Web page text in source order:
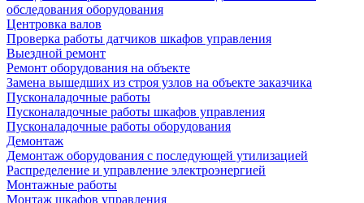
обследования оборудования
Центровка валов
Проверка работы датчиков шкафов управления
Выездной ремонт
Ремонт оборудования на объекте
Замена вышедших из строя узлов на объекте заказчика
Пусконаладочные работы
Пусконаладочные работы шкафов управления
Пусконаладочные работы оборудования
Демонтаж
Демонтаж оборудования с последующей утилизацией
Распределение и управление электроэнергией
Монтажные работы
Монтаж шкафов управления